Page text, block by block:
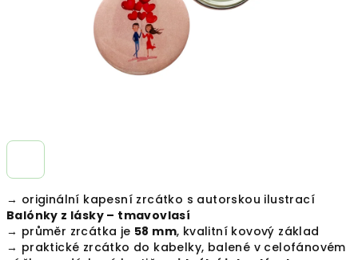
→ originální kapesní zrcátko s autorskou ilustrací
Balónky z lásky – tmavovlasí
→ průměr zrcátka je 58 mm, kvalitní kovový základ
→ praktické zrcátko do kabelky, balené v celofánovém